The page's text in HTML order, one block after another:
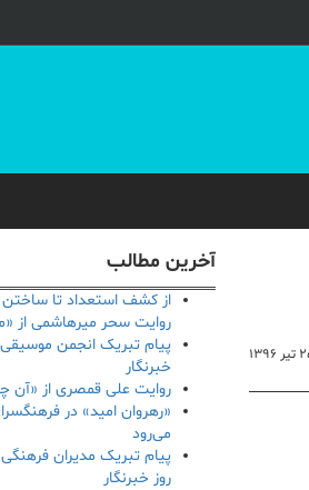
۱۳۹۶
آخرین مطالب
از کشف استعداد تا
روایت سحر میرهاشمی از
پیام تبریک انجمن موسیقی
خبرنگار
روایت علی قمصری از
«رهروان امید» در
می‌رود
پیام تبریک مدیران
روز خبرنگار